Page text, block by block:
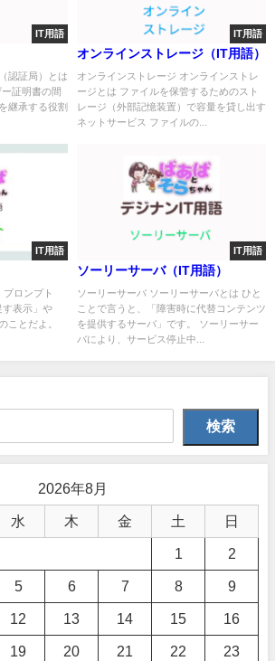
IT用語
認証局）とは
証明書の間
継承する役割
IT用語
オンラインストレージ（IT用語）
オンラインストレージ オンラインストレ
ージとは ファイルを保管するためのスト
レージ（外部記憶装置）で容量を貸し出す
ネットサービス ファイルの...
IT用語
ロンプト
す表示」や
ことだよ。
IT用語
ソーリーサーバ（IT用語）
ソーリーサーバ ソーリーサーバとは ひと
ことで言うと、「障害時に代替コンテンツ
を提供するサーバ」です。 ソーリーサー
バにより、サービス停止中...
検索
2026年8月
水 木 金 土 日
1 2
5 6 7 8 9
12 13 14 15 16
19 20 21 22 23